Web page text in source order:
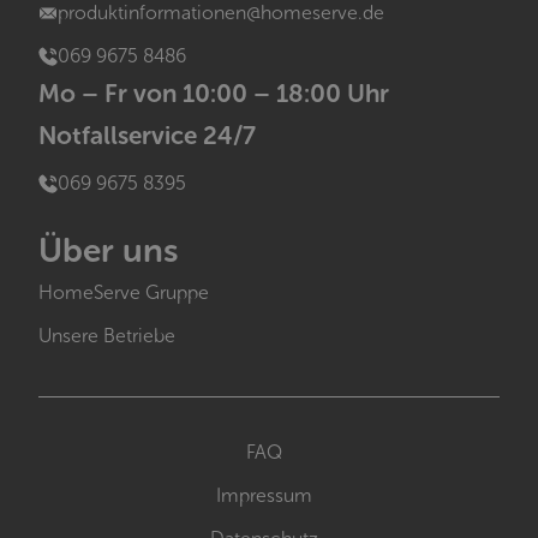
produktinformationen@homeserve.de
069 9675 8486
Mo – Fr von 10:00 – 18:00 Uhr
Notfallservice 24/7
069 9675 8395
Über uns
HomeServe Gruppe
Unsere Betriebe
FAQ
Impressum